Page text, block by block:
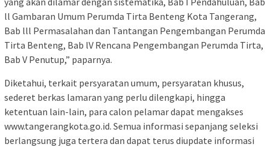
ll Gambaran Umum Perumda Tirta Benteng Kota Tangerang,
Bab lll Permasalahan dan Tantangan Pengembangan Perumda
Tirta Benteng, Bab lV Rencana Pengembangan Perumda Tirta,
Bab V Penutup,” paparnya.
Diketahui, terkait persyaratan umum, persyaratan khusus,
sederet berkas lamaran yang perlu dilengkapi, hingga
ketentuan lain-lain, para calon pelamar dapat mengakses
www.tangerangkota.go.id. Semua informasi sepanjang seleksi
berlangsung juga tertera dan dapat terus diupdate informasi